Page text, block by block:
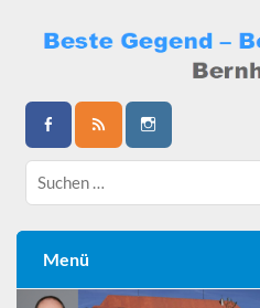
content
Bernhard
Menü